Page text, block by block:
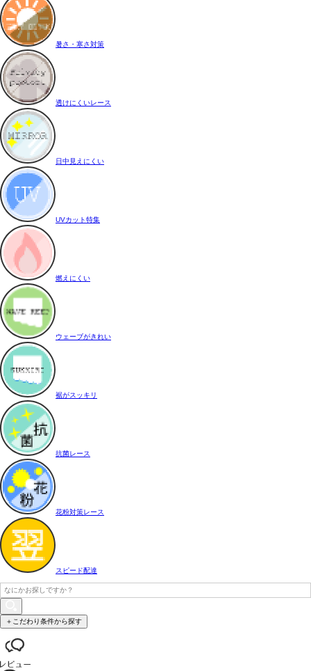
暑さ・寒さ対策
透けにくいレース
日中見えにくい
UVカット特集
燃えにくい
ウェーブがきれい
裾がスッキリ
抗菌レース
花粉対策レース
スピード配達
＋こだわり条件から探す